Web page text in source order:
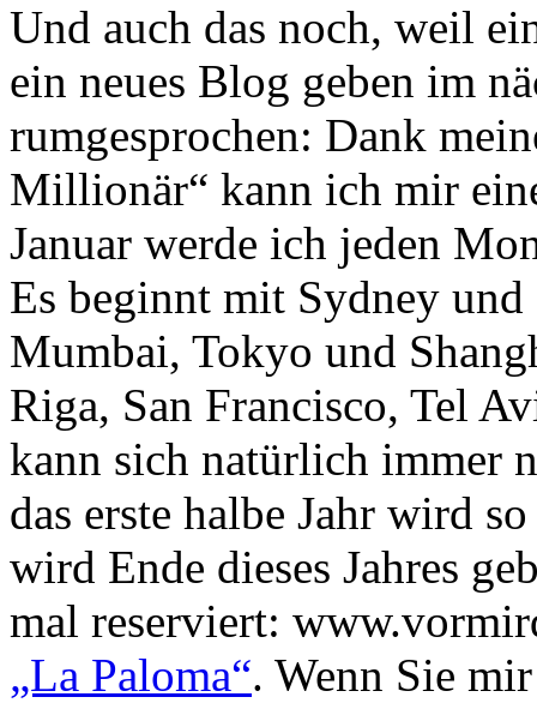
Und auch das noch, weil
ein neues Blog geben im
rumgesprochen: Dank
Millionär“ kann ich mir
Januar werde ich jeden
Es beginnt mit Sydney
Mumbai, Tokyo und
Riga, San Francisco, Tel
kann sich natürlich immer
das erste halbe Jahr wird
wird Ende dieses Jahres
mal reserviert:
„La Paloma“. Wenn Sie